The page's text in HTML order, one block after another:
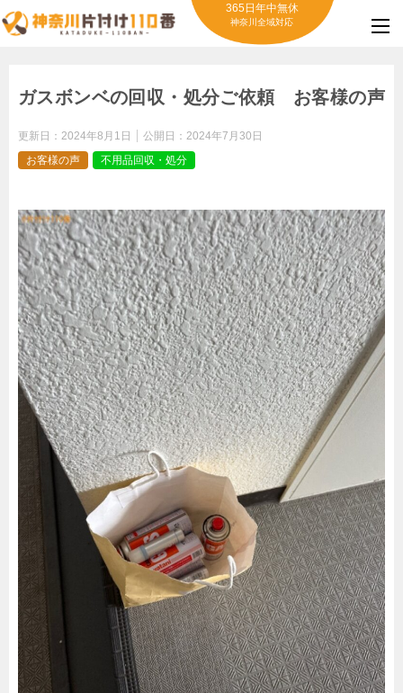
365日年中無休
神奈川全域対応
ガスボンベの回収・処分ご依頼 お客様の声
更新日： 2024年8月1日 公開日： 2024年7月30日
お客様の声
不用品回収・処分